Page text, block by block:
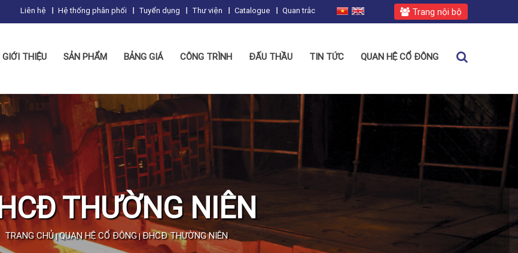
Trang nội bộ
Liên hệ Hệ thống phân phối Tuyển dụng Thư viện Catalogue Quan trắc
GIỚI THIỆU SẢN PHẨM BẢNG GIÁ CÔNG TRÌNH ĐẤU THẦU TIN TỨC QUAN HỆ CỔ ĐÔNG
THƯỜNG NIÊN
TRANG CHỦ|QUAN HỆ CỔ ĐÔNG|ĐHCĐ THƯỜNG NIÊN